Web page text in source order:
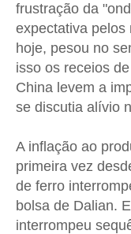
frustração da
expectativa pelos
hoje, pesou no
isso os receios
China levem a
se discutia alívio
A inflação ao
primeira vez
de ferro
bolsa de Dalian.
interrompeu